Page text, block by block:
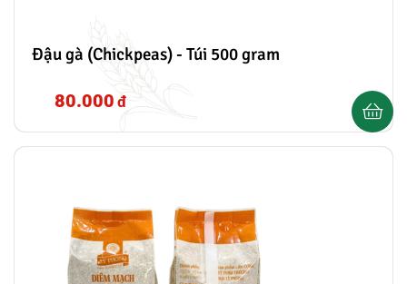
Đậu gà (Chickpeas) - Túi 500 gram
80.000 đ